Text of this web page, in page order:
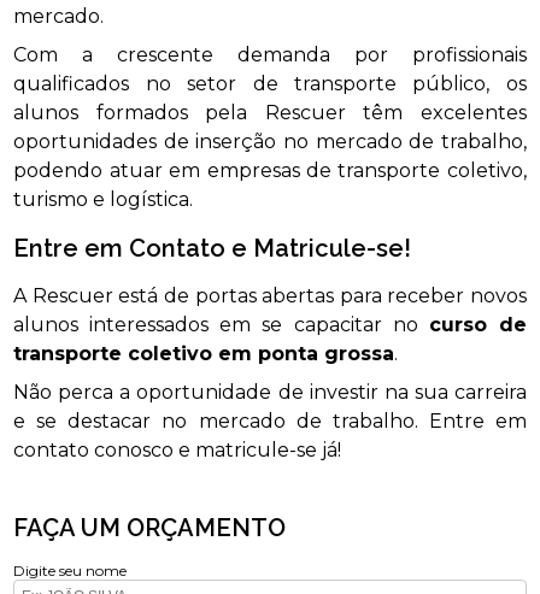
mercado.
Com a crescente demanda por profissionais
qualificados no setor de transporte público, os
alunos formados pela Rescuer têm excelentes
oportunidades de inserção no mercado de trabalho,
podendo atuar em empresas de transporte coletivo,
turismo e logística.
Entre em Contato e Matricule-se!
A Rescuer está de portas abertas para receber novos
alunos interessados em se capacitar no curso de
transporte coletivo em ponta grossa.
Não perca a oportunidade de investir na sua carreira
e se destacar no mercado de trabalho. Entre em
contato conosco e matricule-se já!
FAÇA UM ORÇAMENTO
Digite seu nome